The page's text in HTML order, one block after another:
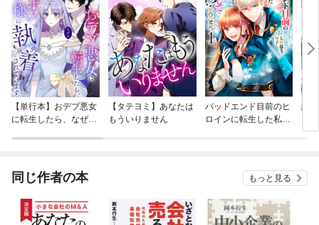
【単行本】おデブ悪女
に転生したら、なぜか
【タテヨミ】あなたは
もういりません
バッドエンド目前のヒ
ロインに転生した私、
結
同じ作者の本 もっと見る